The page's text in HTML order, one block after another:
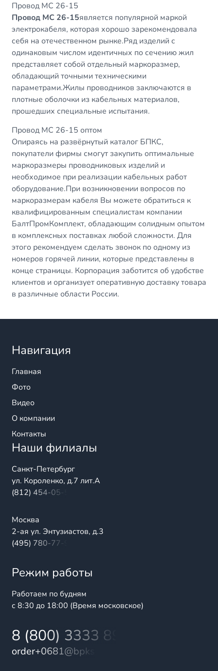
Провод МС 26-15
Провод МС 26-15является популярной маркой
электрокабеля, которая хорошо зарекомендовала
себя на отечественном рынке.Ряд изделий с
одинаковым числом идентичных по сечению жил
представляет собой отдельный маркоразмер,
обладающий точными техническими
параметрами.Жилы проводников заключаются в
плотные оболочки из кабельных материалов,
прошедших специальные испытания.
Провод МС 26-15 оптом
Опираясь на развёрнутый каталог БПКС,
покупатели фирмы смогут закупить оптимальные
маркоразмеры проводниковых изделий и
необходимое при реализации кабельных работ
оборудование.При возникновении вопросов по
маркоразмерам кабеля Вы можете обратиться к
квалифицированным специалистам компании
БалтПромКомплект, обладающим солидным опытом
в комплексных поставках любой сложности. Для
этого рекомендуем сделать звонок по одному из
номеров горячей линии, которые представлены в
конце страницы. Корпорация заботится об удобстве
клиентов и организует оперативную доставку товара
в различные области России.
Навигация
Главная
Фото
Видео
О компании
Контакты
Наши филиалы
Санкт-Петербург
ул. Короленко, д.7 лит.А
(812) 454-05-54
Москва
2-ая ул. Энтузиастов, д.3
(495) 780-77-98
Режим работы
Работаем по будням
с 8:30 до 18:00 (Время московское)
8 (800) 3333 899
order+0681@bpks.ru